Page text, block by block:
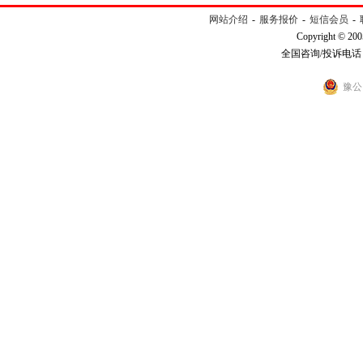
网站介绍 - 服务报价 - 短信会员 -
Copyright ©
全国咨询/投诉电话
豫